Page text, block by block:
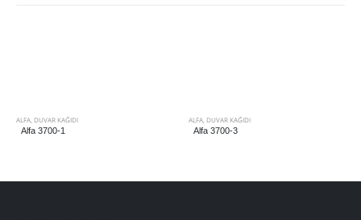
ALFA, DUVAR KAĞIDI
Alfa 3700-1
ALFA, DUVAR KAĞIDI
Alfa 3700-3